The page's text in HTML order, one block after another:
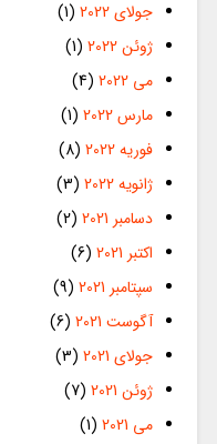
جولای 2022
(1)
ژوئن 2022
(1)
می 2022
(4)
مارس 2022
(1)
فوریه 2022
(8)
ژانویه 2022
(3)
دسامبر 2021
(2)
اکتبر 2021
(6)
سپتامبر 2021
(9)
آگوست 2021
(6)
جولای 2021
(3)
ژوئن 2021
(7)
می 2021
(1)